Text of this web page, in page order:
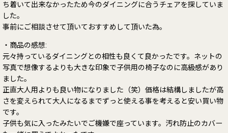
ち着いて出来なかったため今のダイニングに合うチェアを探していま
した。
事前にご相談させて頂いておすすめして頂いた為。
・商品の感想:
元々持っているダイニングとの相性も良くて良かったです。ネットの
写真で想像するよりも大きな印象で子供用の椅子なのに高級感があり
ました。
正直大人用よりも良い物になりました（笑）価格は結構しましたが高
さを変えられて大人になるまでずっと使える事を考えると安い買い物
です。
子供も気に入ったみたいでご機嫌で座っています。汚れ防止のカバー